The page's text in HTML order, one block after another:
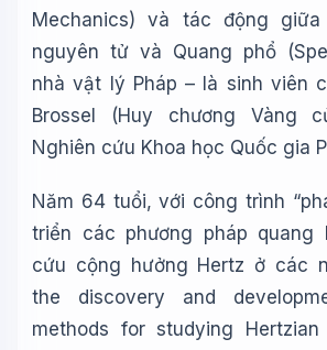
Mechanics) và tác động
nguyên tử và Quang phổ
nhà vật lý Pháp – là sinh viên
Brossel
(Huy chương Vàng
Nghiên cứu Khoa học Quốc gia
Năm 64 tuổi, với công trình
triển các phương pháp quang
cứu cộng hưởng Hertz ở các
the discovery and
methods for studying Hertzian
📚 Lịch sử Việt Nam
🔬 Albert Einstein